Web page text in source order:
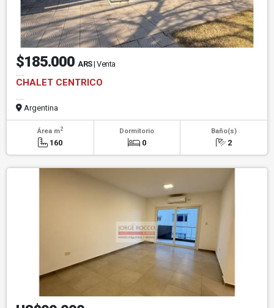
$185.000 ARS| Venta
CHALET CENTRICO
Argentina
Área m2
160
Dormitorio
0
Baño(s)
2